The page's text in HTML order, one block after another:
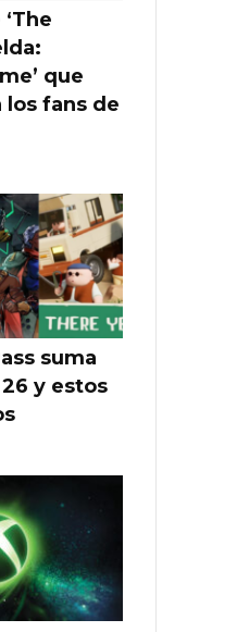
que
los fans de
suma
26 y estos